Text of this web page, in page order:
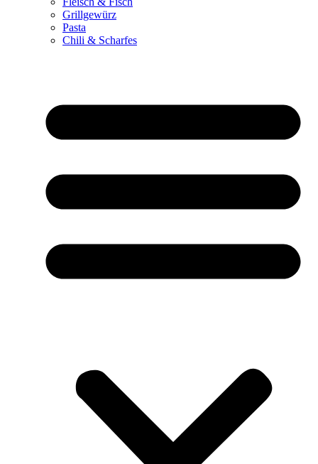
Grillgewürz
Pasta
Chili & Scharfes